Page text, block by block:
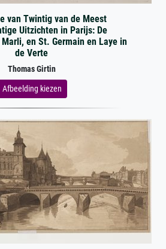
van Twintig van de Meest
Uitzichten in Parijs: De
en St. Germain en Laye in
de Verte
Thomas Girtin
Afbeelding kiezen